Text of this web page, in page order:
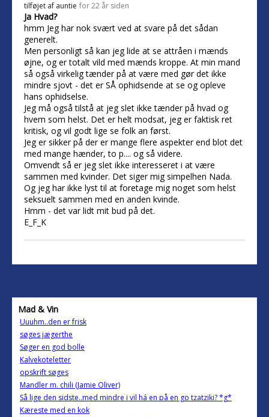
tilføjet af auntie for 22 år siden
Ja Hvad?
hmm Jeg har nok svært ved at svare på det sådan
generelt.
Men personligt så kan jeg lide at se attråen i mænds
øjne, og er totalt vild med mænds kroppe. At min mand
så også virkelig tænder på at være med gør det ikke
mindre sjovt - det er SÅ ophidsende at se og opleve
hans ophidselse.
Jeg må også tilstå at jeg slet ikke tænder på hvad og
hvem som helst. Det er helt modsat, jeg er faktisk ret
kritisk, og vil godt lige se folk an først.
Jeg er sikker på der er mange flere aspekter end blot det
med mange hænder, to p.... og så videre.
Omvendt så er jeg slet ikke interesseret i at være
sammen med kvinder. Det siger mig simpelhen Nada.
Og jeg har ikke lyst til at foretage mig noget som helst
seksuelt sammen med en anden kvinde.
Hmm - det var lidt mit bud på det.
E_F_K
Mad & Vin
Uuuhm..den er frisk
søges jægerthe
Søger en god bolle
Kalvekoteletter
opskrift søges
Mandler m. chili (Jamie Oliver)
Så lige den sidste..med mindre i vil há en på en go tzatziki? *g*
Kæreste med en kok